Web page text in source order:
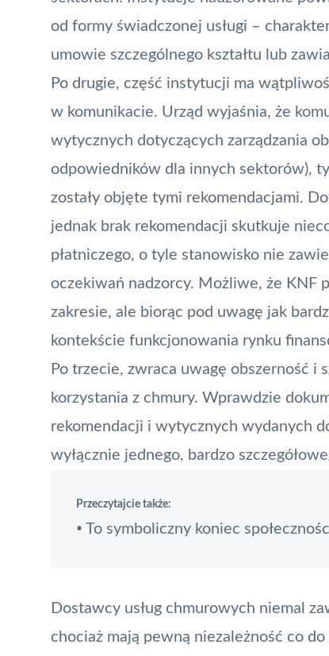
od formy świadczonej usługi –
umowie szczególnego kształtu lub
Po drugie, część instytucji ma
w komunikacie. Urząd wyjaśnia, że
wytycznych dotyczących zarządzania
odpowiedników dla innych sektorów),
zostały objęte tymi rekomendacjami.
jednak brak rekomendacji skutkuje
płatniczego, o tyle stanowisko nie
oczekiwań nadzorcy. Możliwe, że KNF
zakresie, ale biorąc pod uwagę jak
kontekście funkcjonowania rynku
Po trzecie, zwraca uwagę obszerność i
korzystania z chmury. Wprawdzie
rekomendacji i wytycznych wydanych
wyłącznie jednego, bardzo
Przeczytajcie także:
• To symboliczny koniec
Dostawcy usług chmurowych niemal
chociaż mają pewną niezależność co